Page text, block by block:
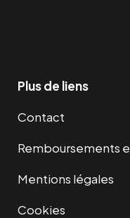
Plus de liens
Contact
Remboursements
Mentions légales
Cookies